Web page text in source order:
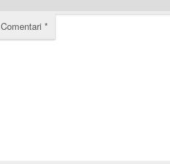
Comentari *